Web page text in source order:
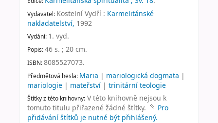
Vydavatel: Kostelní Vydří : Karmelitánské
nakladatelství, 1992
Vydání: 1. vyd.
Popis:46 s. ; 20 cm.
ISBN:8085527073.
Předmětová hesla: Maria | mariologická dogmata |
mariologie | mateřství | trinitární teologie
Štítky z této knihovny: V této knihovně nejsou k
tomuto titulu přiřazené žádné štítky.
Pro
přidávání štítků je nutné být přihlášený.